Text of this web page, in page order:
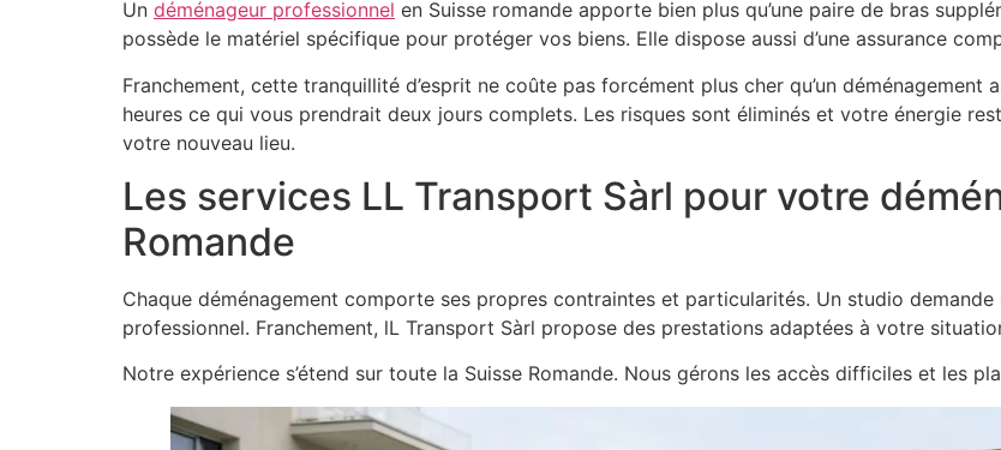
Un déménageur professionnel en Suisse romande apporte bien plus qu’une paire de bras
possède le matériel spécifique pour protéger vos biens. Elle dispose aussi d’une assurance
Franchement, cette tranquillité d’esprit ne coûte pas forcément plus cher qu’un
heures ce qui vous prendrait deux jours complets. Les risques sont éliminés et votre énergie
votre nouveau lieu.
Les services LL Transport Sàrl pour votre
Romande
Chaque déménagement comporte ses propres contraintes et particularités. Un studio demande
professionnel. Franchement, lL Transport Sàrl propose des prestations adaptées à votre
Notre expérience s’étend sur toute la Suisse Romande. Nous gérons les accès difficiles et les